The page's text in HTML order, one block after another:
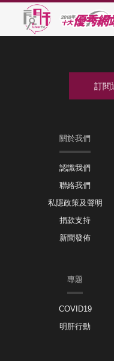
關於我們
認識我們
聯絡我們
私隱政策及聲明
捐款支持
新聞發佈
專題
COVID19
明肝行動